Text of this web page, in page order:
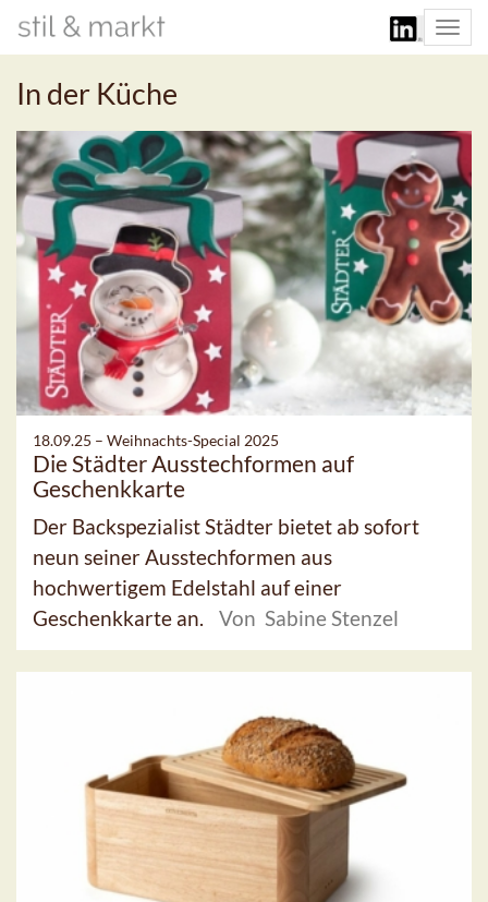
In der Küche
18.09.25 – Weihnachts-Special 2025
Die Städter Ausstechformen auf
Geschenkkarte
Der Backspezialist Städter bietet ab sofort
neun seiner Ausstechformen aus
hochwertigem Edelstahl auf einer
Geschenkkarte an.
Von Sabine Stenzel